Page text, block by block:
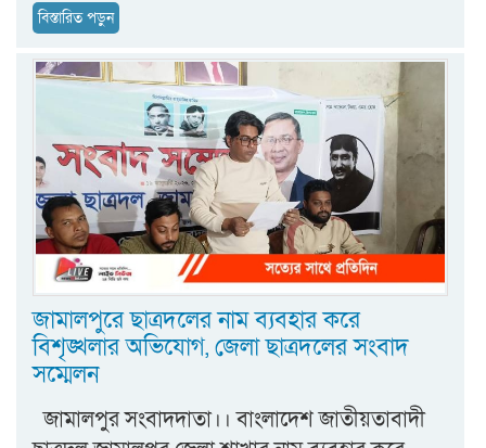
বিস্তারিত পড়ুন
জামালপুরে ছাত্রদলের নাম ব্যবহার করে
বিশৃঙ্খলার অভিযোগ, জেলা ছাত্রদলের সংবাদ
সম্মেলন
জামালপুর সংবাদদাতা।। বাংলাদেশ জাতীয়তাবাদী